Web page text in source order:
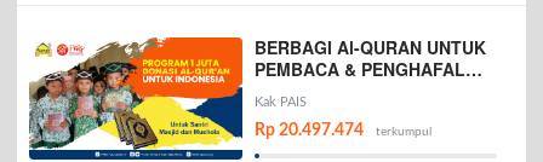
BERBAGI Al-QURAN UNTUK
PEMBACA & PENGHAFAL
AL-QURAN
Kak PAIS
Rp 20.497.474 terkumpul